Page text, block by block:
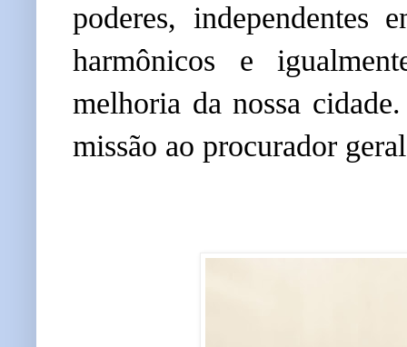
poderes, independentes
harmônicos e
melhoria da nossa
missão ao procurador